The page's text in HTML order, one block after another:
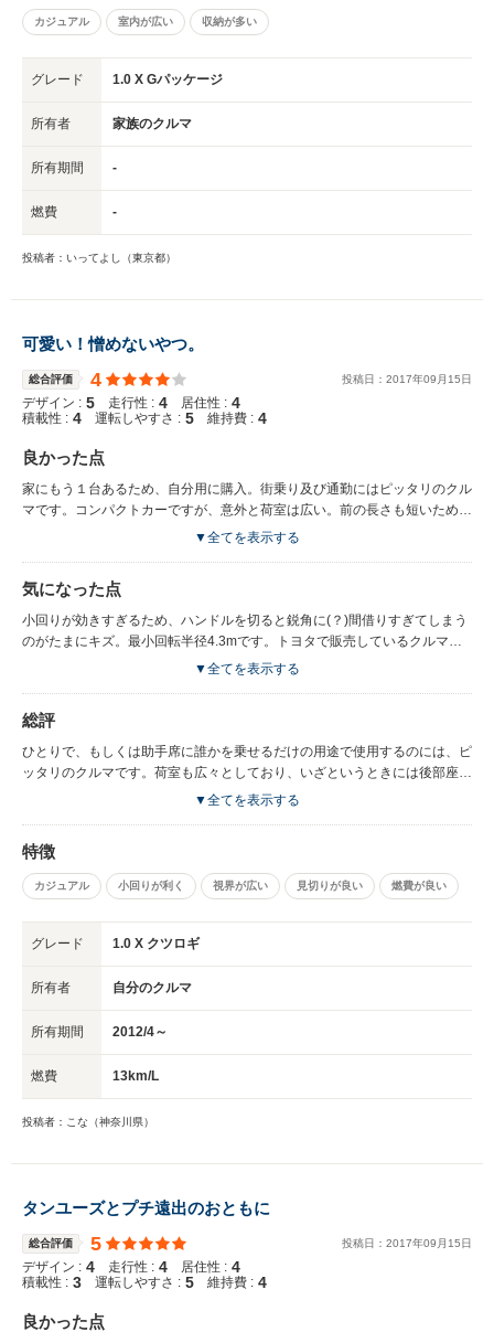
カジュアル 室内が広い 収納が多い
グレード 1.0 X Gパッケージ
所有者 家族のクルマ
所有期間 -
燃費 -
投稿者：いってよし（東京都）
可愛い！憎めないやつ。
総合評価 4 投稿日： 2017年09 月 15日
デザイン : 5 走行性 : 4 居住性 : 4
積載性 : 4 運転しやすさ : 5 維持費 : 4
良かった点
家にもう１台あるため、自分用に購入。街乗り及び通勤にはピッタリのクル
マです。コンパクトカーですが、意外と荷室は広い。前の長さも短いため、
見切りがよく使い勝手の良いクルマです。当然、車体自体の長さも短いため
行)がデフォルトであるために、そこまで燃費は良く･･･ないです。もっと距
離を乗りたいと思ってはいるのですが。。
▼全てを表示する
気になった点
小回りが効きすぎるため、ハンドルを切ると鋭角に(？)間借りすぎてしまう
のがたまにキズ。最小回転半径4.3mです。トヨタで販売しているクルマで
１番コンパクト。善し悪しでいえば、良い点としても挙げられると思いま
▼全てを表示する
総評
ひとりで、もしくは助手席に誰かを乗せるだけの用途で使用するのには、ピ
ッタリのクルマです。荷室も広々としており、いざというときには後部座席
も倒すことが出来るため、ベビーカーなども乗せられると思います。近頃、
たいと思っています！
▼全てを表示する
特徴
カジュアル 小回りが利く 視界が広い 見切りが良い 燃費が良い
グレード 1.0 X クツロギ
所有者 自分のクルマ
所有期間 2012/4～
燃費 13km/L
投稿者：こな（神奈川県）
タンユーズとプチ遠出のおともに
総合評価 5 投稿日： 2017年09 月 15日
デザイン : 4 走行性 : 4 居住性 : 4
積載性 : 3 運転しやすさ : 5 維持費 : 4
良かった点